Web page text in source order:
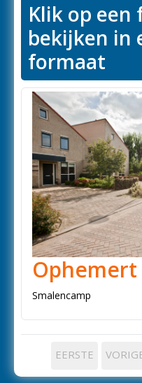
Klik op een
bekijken in
formaat
Ophemert
Smalencamp
EERSTE